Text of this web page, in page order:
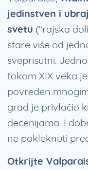
jedinstven i
svetu (“rajska
stare više od
sveprisutni.
tokom XIX veka
povređen
grad je privlačio
decenijama. I
ne pokleknuti
Otkrijte